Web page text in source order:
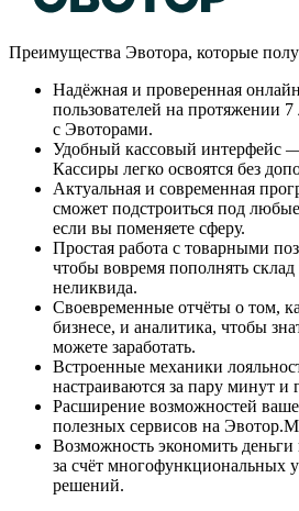
Преимущества Эвотора, которые
Надёжная и проверенная
пользователей на протяжении
с Эвоторами.
Удобный кассовый интерфейс
Кассиры легко освоятся без
Актуальная и современная
сможет подстроиться под
если вы поменяете сферу.
Простая работа с товарными
чтобы вовремя пополнять склад
неликвида.
Своевременные отчёты о том,
бизнесе, и аналитика, чтобы
можете заработать.
Встроенные механики
настраиваются за пару минут и
Расширение возможностей
полезных сервисов на
Возможность экономить деньги
за счёт многофункциональных
решений.